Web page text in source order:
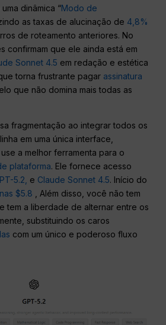
dinâmica “Modo de
as taxas de alucinação de 4,8%
de roteamento anteriores. No
confirmam que ele ainda está em
Sonnet 4.5 em redação e estética
torna frustrante pagar assinatura
que não domina mais todas as
fragmentação ao integrar todos os
em uma única interface,
a melhor ferramenta para o
plataforma. Ele fornece acesso
5.2, e Claude Sonnet 4.5. Início do
$5.8 , Além disso, você não tem
tem a liberdade de alternar entre os
substituindo os caros
com um único e poderoso fluxo